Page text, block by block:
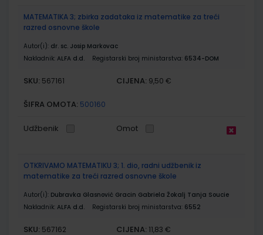
MATEMATIKA 3; zbirka zadataka iz matematike za treći
razred osnovne škole
Autor(i): dr. sc. Josip Markovac
Nakladnik: ALFA d.d. Registarski broj ministarstva: 6534-DOM
SKU: 567161 CIJENA: 9,50 €
ŠIFRA OMOTA: 500160
Udžbenik Omot
OTKRIVAMO MATEMATIKU 3; 1. dio, radni udžbenik iz
matematike za treći razred osnovne škole
Autor(i): Dubravka Glasnović Gracin Gabriela Žokalj Tanja Soucie
Nakladnik: ALFA d.d. Registarski broj ministarstva: 6552
SKU: 567162 CIJENA: 11,83 €